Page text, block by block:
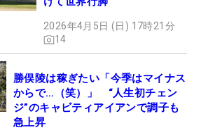
2026年4月5日 (日) 17時21分
14
勝俣陵は稼ぎたい「今季はマイナス
からで…（笑）」 “人生初チェン
ジ”のキャビティアイアンで調子も
急上昇